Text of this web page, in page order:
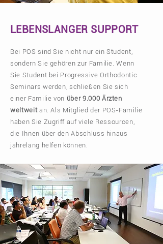
LEBENSLANGER SUPPORT
Bei POS sind Sie nicht nur ein Student,
sondern Sie gehören zur Familie. Wenn
Sie Student bei Progressive Orthodontic
Seminars werden, schließen Sie sich
einer Familie von über 9.000 Ärzten
weltweitan. Als Mitglied der POS-Familie
haben Sie Zugriff auf viele Ressourcen,
die Ihnen über den Abschluss hinaus
jahrelang helfen können.